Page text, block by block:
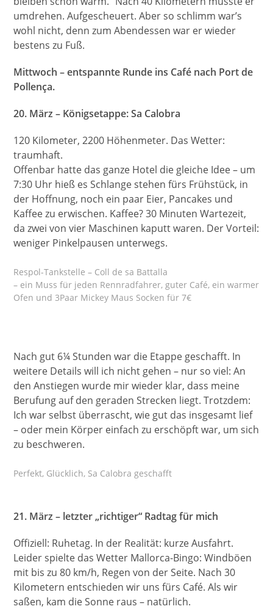
umdrehen. Aufgescheuert. Aber so schlimm war’s
wohl nicht, denn zum Abendessen war er wieder
bestens zu Fuß.
Mittwoch – entspannte Runde ins Café nach Port de
Pollença.
20. März – Königsetappe: Sa Calobra
120 Kilometer, 2200 Höhenmeter. Das Wetter:
traumhaft.
Offenbar hatte das ganze Hotel die gleiche Idee – um
7:30 Uhr hieß es Schlange stehen fürs Frühstück, in
der Hoffnung, noch ein paar Eier, Pancakes und
Kaffee zu erwischen. Kaffee? 30 Minuten Wartezeit,
da zwei von vier Maschinen kaputt waren. Der Vorteil:
weniger Pinkelpausen unterwegs.
Respol-Tankstelle – Coll de sa Battalla
– ein Muss für jeden Rennradfahrer, guter Café, ein warmer
Ofen und 3Paar Mickey Maus Socken für 7€
Nach gut 6¼ Stunden war die Etappe geschafft. In
weitere Details will ich nicht gehen – nur so viel: An
den Anstiegen wurde mir wieder klar, dass meine
Berufung auf den geraden Strecken liegt. Trotzdem:
Ich war selbst überrascht, wie gut das insgesamt lief
– oder mein Körper einfach zu erschöpft war, um sich
zu beschweren.
Perfekt, Glücklich, Sa Calobra geschafft
21. März – letzter „richtiger“ Radtag für mich
Offiziell: Ruhetag. In der Realität: kurze Ausfahrt.
Leider spielte das Wetter Mallorca-Bingo: Windböen
mit bis zu 80 km/h, Regen von der Seite. Nach 30
Kilometern entschieden wir uns fürs Café. Als wir
saßen, kam die Sonne raus – natürlich.